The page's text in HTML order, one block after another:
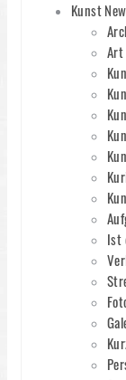
Kunst
Art
Ist